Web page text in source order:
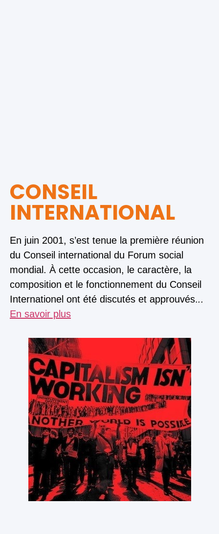
CONSEIL
INTERNATIONAL
En juin 2001, s’est tenue la première réunion
du Conseil international du Forum social
mondial. À cette occasion, le caractère, la
composition et le fonctionnement du Conseil
Internationel ont été discutés et approuvés...
En savoir plus